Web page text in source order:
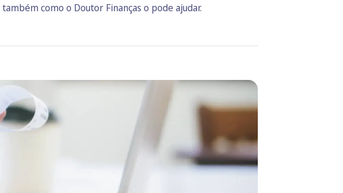
como o Doutor Finanças o pode ajudar.